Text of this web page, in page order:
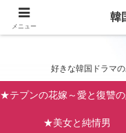
韓
好きな韓国ドラマ
★美女と純情男
メニュー
韓